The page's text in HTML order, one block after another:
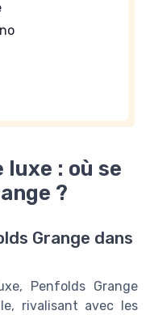
luxe : où se
?
Grange dans
Penfolds Grange
rivalisant avec les